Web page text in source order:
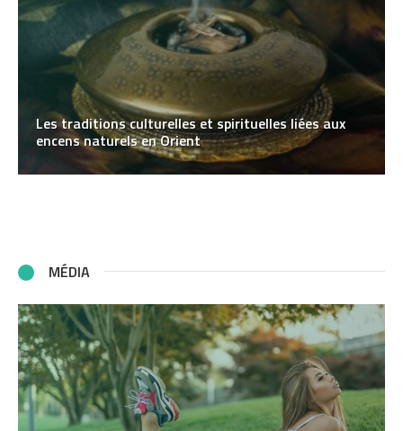
Les traditions culturelles et spirituelles liées aux
encens naturels en Orient
MÉDIA